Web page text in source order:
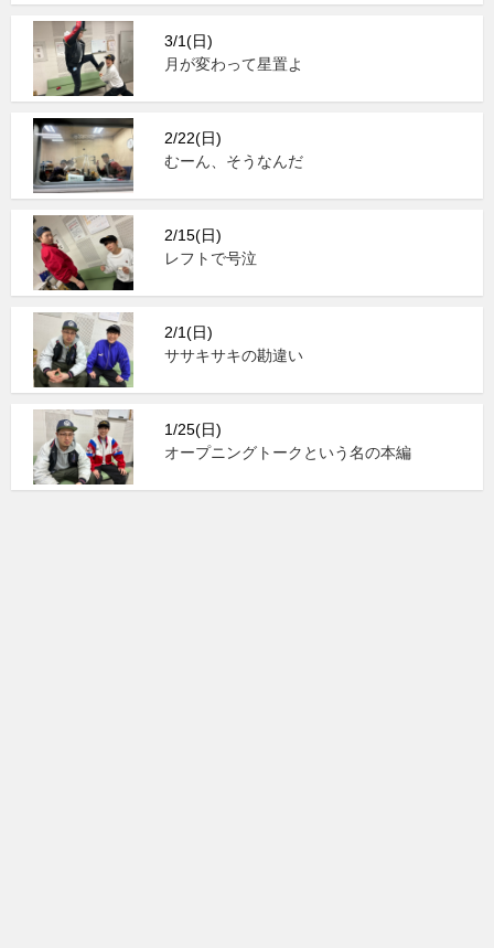
3/1(日)
月が変わって星置よ
2/22(日)
むーん、そうなんだ
2/15(日)
レフトで号泣
2/1(日)
ササキサキの勘違い
1/25(日)
オープニングトークという名の本編